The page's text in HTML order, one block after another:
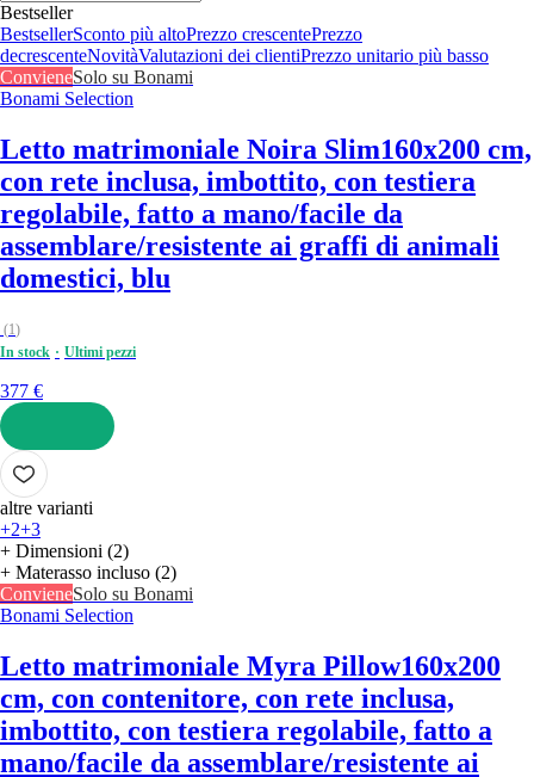
Bestseller
BestsellerSconto più altoPrezzo crescentePrezzo
decrescenteNovitàValutazioni dei clientiPrezzo unitario più basso
ConvieneSolo su Bonami
Bonami Selection
Letto matrimoniale Noira Slim160x200 cm,
con rete inclusa, imbottito, con testiera
regolabile, fatto a mano/facile da
assemblare/resistente ai graffi di animali
domestici, blu
(1)
In stock
Ultimi pezzi
377 €
AGGIUNGI
altre varianti
+2+3
+ Dimensioni (2)
+ Materasso incluso (2)
ConvieneSolo su Bonami
Bonami Selection
Letto matrimoniale Myra Pillow160x200
cm, con contenitore, con rete inclusa,
imbottito, con testiera regolabile, fatto a
mano/facile da assemblare/resistente ai